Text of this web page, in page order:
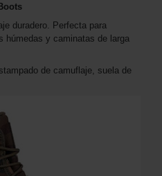
duradero. Perfecta para
húmedas y caminatas de larga
de camuflaje, suela de